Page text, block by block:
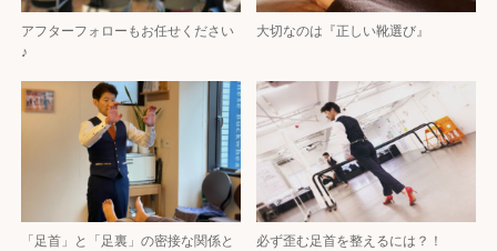
アフターフォローもお任せください
♪
大切なのは『正しい靴選び』
「足首」と「足裏」の密接な関係と
必ず歪む足首を整えるには？！